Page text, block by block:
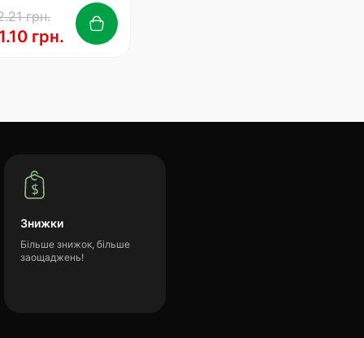
грн.
грн.
Знижки
Більше знижок, більше
заощаджень!